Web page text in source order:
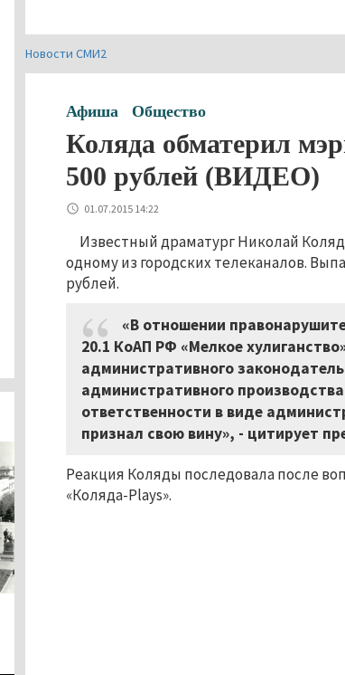
Новости СМИ2
Афиша Общество
Коляда обматерил
500 рублей (ВИДЕО)
01.07.2015 14:22
Известный драматург Николай
одному из городских телеканалов.
рублей.
«В отношении
20.1 КоАП РФ «Мелкое
административного
административного
ответственности в виде
признал свою вину», - цитирует
Реакция Коляды последовала после
«Коляда-Plays».